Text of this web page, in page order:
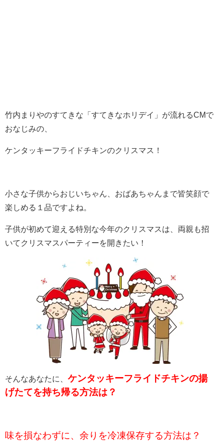
竹内まりやのすてきな「すてきなホリデイ」が流れるCMで
おなじみの、
ケンタッキーフライドチキンのクリスマス！
小さな子供からおじいちゃん、おばあちゃんまで皆笑顔で
楽しめる１品ですよね。
子供が初めて迎える特別な今年のクリスマスは、両親も招
いてクリスマスパーティーを開きたい！
そんなあなたに、 ケンタッキーフライドチキンの揚
げたてを持ち帰る方法は？
味を損なわずに、余りを冷凍保存する方法は？